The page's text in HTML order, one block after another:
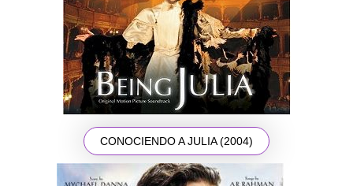
CONOCIENDO A JULIA (2004)